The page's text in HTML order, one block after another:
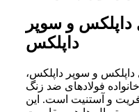
داپلکس و سوپر
داپلکس
داپلکس و سوپر داپلکس،
خانواده فولادهای ضد زنگ
فریت و آستنیت است. این